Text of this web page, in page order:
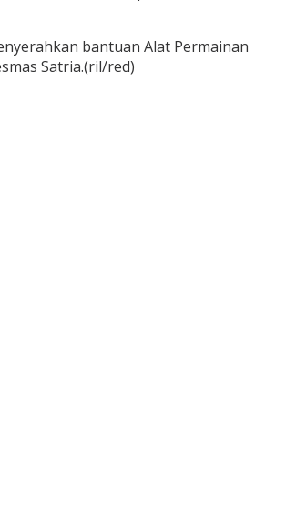
bantuan Alat Permainan
Satria.(ril/red)